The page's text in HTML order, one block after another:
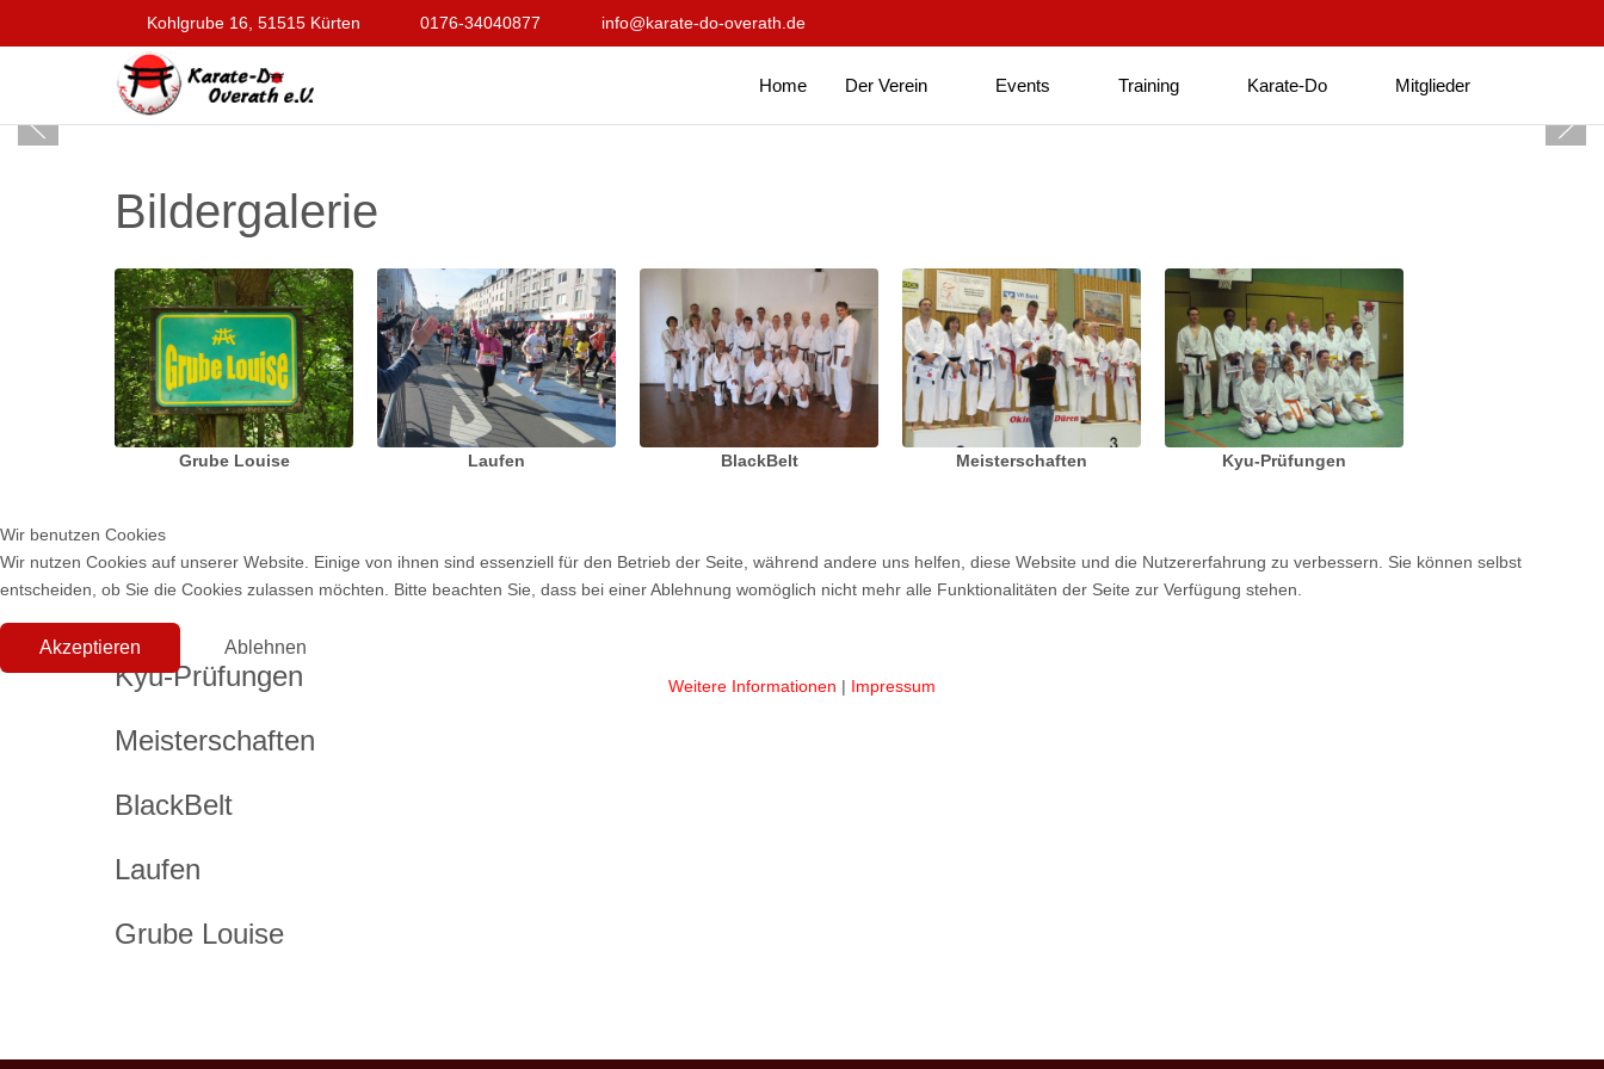
Kohlgrube 16, 51515 Kürten 0176-34040877 info@karate-do-overath.de
Home Der Verein Events Training Karate-Do Mitglieder
Bildergalerie
Grube Louise Laufen BlackBelt Meisterschaften Kyu-Prüfungen
Kyu-Prüfungen
Meisterschaften
BlackBelt
Laufen
Grube Louise
Wir benutzen Cookies
Wir nutzen Cookies auf unserer Website. Einige von ihnen sind essenziell für den Betrieb der Seite, während andere uns helfen, diese Website und die Nutzererfahrung zu verbessern. Sie können selbst
entscheiden, ob Sie die Cookies zulassen möchten. Bitte beachten Sie, dass bei einer Ablehnung womöglich nicht mehr alle Funktionalitäten der Seite zur Verfügung stehen.
Akzeptieren Ablehnen
Weitere Informationen | Impressum